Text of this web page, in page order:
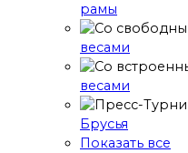
рамы
весами
весами
Брусья
Показать все